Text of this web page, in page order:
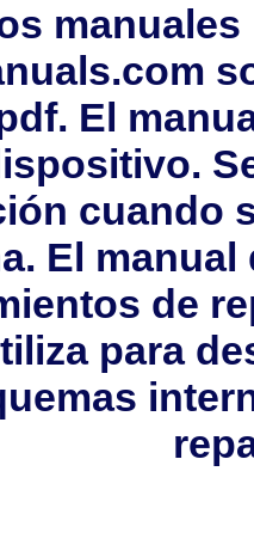
El
cuando
El
de
para